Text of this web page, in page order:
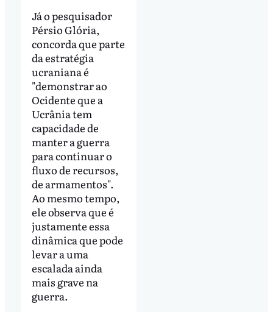
Já o pesquisador
Pérsio Glória,
concorda que parte
da estratégia
ucraniana é
"demonstrar ao
Ocidente que a
Ucrânia tem
capacidade de
manter a guerra
para continuar o
fluxo de recursos,
de armamentos".
Ao mesmo tempo,
ele observa que é
justamente essa
dinâmica que pode
levar a uma
escalada ainda
mais grave na
guerra.